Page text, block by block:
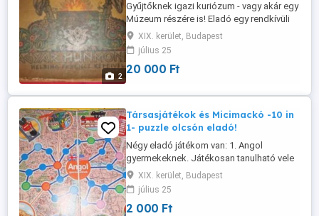
2
Gyűjtőknek igazi kuriózum - vagy akár egy
Múzeum részére is! Eladó egy rendkívüli
ritkaság: "Magyar Hunmondák - Helbing
Ferencz képeivel"! Kiadta a "Riegler
József Ede Papirnemügyár R.-t.
Budapest". A fedőlap a 2. fotón látható. A
vannak. Kispesten személyesen ...
XIX. kerület, Budapest
július 25
20 000 Ft
Társasjátékok és Micimackó -10 in
1- puzzle olcsón eladó!
Négy eladó játékom van: 1. Angol
gyermekeknek. Játékosan tanulható vele
az angol, rengeteg kártyával. Jó
állapotban. Leírás megvan. 2. Felelj vagy
mersz társasjáték. Új. Hiánytalan. 3.
Micimackós puzzle. 10 különféle puzzle
XIX. kerület, Budapest
július 25
2 000 Ft